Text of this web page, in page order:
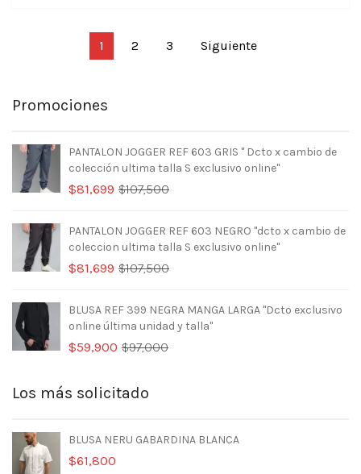
1 2 3 Siguiente
Promociones
PANTALON JOGGER REF 603 GRIS " Dcto x cambio de
colección ultima talla S exclusivo online"
$107,500El
original
era:
$81,699
El
actual
es:
PANTALON JOGGER REF 603 NEGRO "dcto x cambio de
coleccion ultima talla S exclusivo online"
$107,500El
original
era:
$81,699
El
actual
es:
BLUSA REF 399 NEGRA MANGA LARGA "Dcto exclusivo
online última unidad y talla"
$97,000El
$59,900
El
Los más solicitado
BLUSA NERU GABARDINA BLANCA
$61,800